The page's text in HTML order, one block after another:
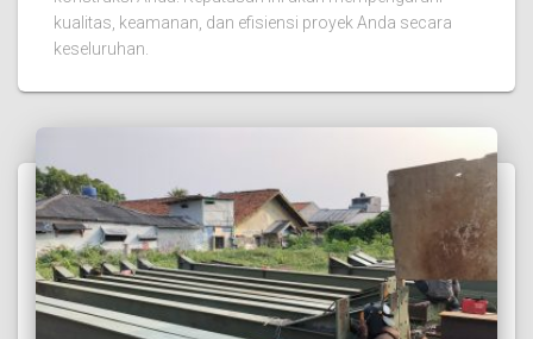
kualitas, keamanan, dan efisiensi proyek Anda secara
keseluruhan.